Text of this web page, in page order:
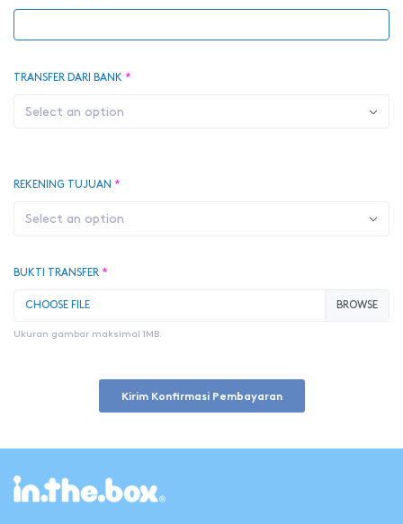
TRANSFER DARI BANK *
Select an option
REKENING TUJUAN *
Select an option
BUKTI TRANSFER *
CHOOSE FILE
Ukuran gambar maksimal 1MB.
Kirim Konfirmasi Pembayaran